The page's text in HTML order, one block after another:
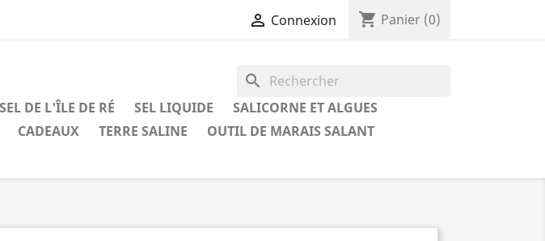
 Connexion shopping_cart Panier (0)
search
DE L'ÎLE DE RÉ SEL LIQUIDE
SALICORNE ET ALGUES
CADEAUX TERRE SALINE OUTIL DE MARAIS SALANT